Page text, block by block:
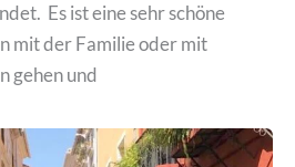
Es ist eine sehr schöne
mit der Familie oder mit
gehen und